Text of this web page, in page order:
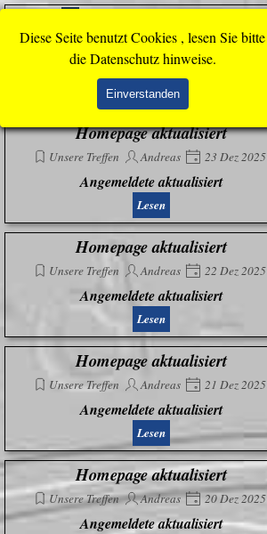
Diese Seite benutzt Cookies , lesen Sie bitte
die Datenschutz hinweise.
Einverstanden
Direkt zum SeiteninhaltMenü überspringen
Unsere Treffen Andreas 30 Dez 2025
Angemeldete aktualisiert
Lesen
Homepage aktualisiert
Unsere Treffen Andreas 23 Dez 2025
Angemeldete aktualisiert
Lesen
Homepage aktualisiert
Unsere Treffen Andreas 22 Dez 2025
Angemeldete aktualisiert
Lesen
Homepage aktualisiert
Unsere Treffen Andreas 21 Dez 2025
Angemeldete aktualisiert
Lesen
Homepage aktualisiert
Unsere Treffen Andreas 20 Dez 2025
Angemeldete aktualisiert